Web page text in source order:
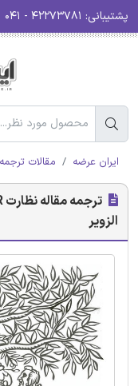
پشتیبانی:
ایران عرضه مقالات
الزویر